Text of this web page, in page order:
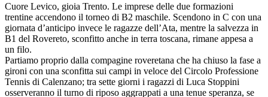
Cuore Levico, gioia Trento. Le imprese delle due formazioni
trentine accendono il torneo di B2 maschile. Scendono in C con una
giornata d’anticipo invece le ragazze dell’Ata, mentre la salvezza in
B1 del Rovereto, sconfitto anche in terra toscana, rimane appesa a
un filo.
Partiamo proprio dalla compagine roveretana che ha chiuso la fase a
gironi con una sconfitta sui campi in veloce del Circolo Professione
Tennis di Calenzano; tra sette giorni i ragazzi di Luca Stoppini
osserveranno il turno di riposo aggrappati a una tenue speranza, se